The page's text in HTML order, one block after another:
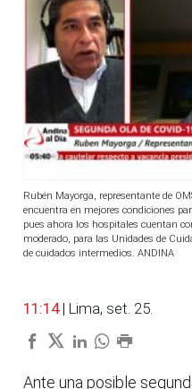
Rubén Mayorga, representante de
encuentra en mejores condiciones
pues ahora los hospitales cuentan
moderado, para las Unidades de
de cuidados intermedios. ANDINA
11:14 | Lima, set. 25.
Ante una posible